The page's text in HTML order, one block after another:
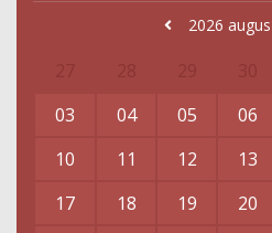
2026
03
04 05 06
10
11 12 13
17
18 19 20